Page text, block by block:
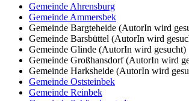
Gemeinde Ahrensburg
Gemeinde Ammersbek
Gemeinde Bargteheide (AutorIn wird
Gemeinde Barsbüttel (AutorIn wird
Gemeinde Glinde (AutorIn wird gesucht)
Gemeinde Großhansdorf (AutorIn wird
Gemeinde Harksheide (AutorIn wird
Gemeinde Oststeinbek
Gemeinde Reinbek